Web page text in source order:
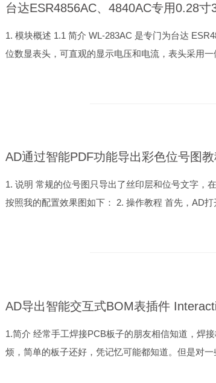
1. 模块概述 1.1 简介 WL-283AC 是专门为台达
位数显表头，可直观的显示电压和电流，表头采用
AD通过智能PDF功能导出彩色位号图
1. 说明 常规的位号图只导出了丝印层和位号文字，
按照我的配置效果图如下： 2. 操作教程 首先，AD打
1.简介 经常手工焊接PCB板子的朋友相信知道，焊
烦，简单的板子还好，凭记忆可能都知道。但是对